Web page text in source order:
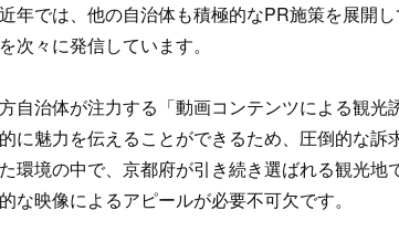
年では、他の自治体も積極的なPR施策を展開
次々に発信しています。
自治体が注力する「動画コンテンツによる観
に魅力を伝えることができるため、圧倒的な訴
環境の中で、京都府が引き続き選ばれる観光
な映像によるアピールが必要不可欠です。